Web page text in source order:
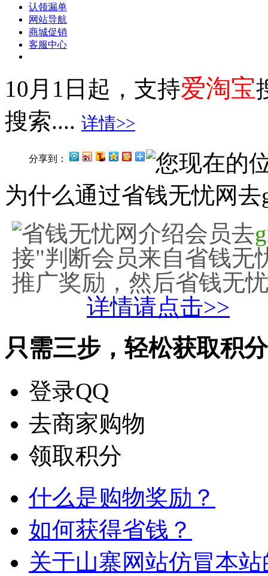
认领漏单
网站导航
商城促销
客服中心
10月1日起，支持爱淘宝
搜索.... 详情>>
分享到：
您现在的
为什么通过省钱无忧网
省钱无忧网介绍会员去
接"判断会员来自省钱无
推广奖励，然后省钱无
详情请点击>>
只需三步，轻松获取积分
登录QQ
去商家购物
领取积分
什么是购物奖励？
如何获得省钱？
关于山寨网站仿冒本